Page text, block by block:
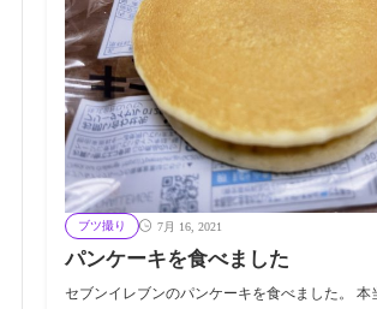
ブツ撮り 7月 16, 2021
パンケーキを食べました
セブンイレブンのパンケーキを食べました。 本